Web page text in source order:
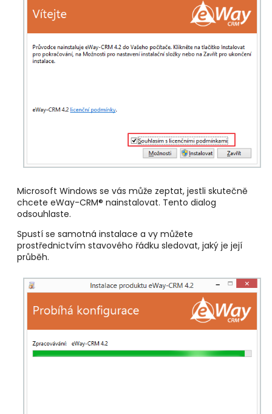
Microsoft Windows se vás může zeptat, jestli skutečně
chcete eWay-CRM® nainstalovat. Tento dialog
odsouhlaste.
Spustí se samotná instalace a vy můžete
prostřednictvím stavového řádku sledovat, jaký je její
průběh.